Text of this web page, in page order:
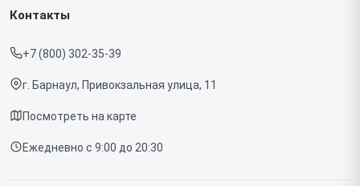
Срочный ремонт
Доставка и способы оплаты
Диагностика
Контакты
Ноутбуков
Контакты
+7 (800) 302-35-39
г. Барнаул, Привокзальная улица, 11
Посмотреть на карте
Ежедневно с 9:00 до 20:30